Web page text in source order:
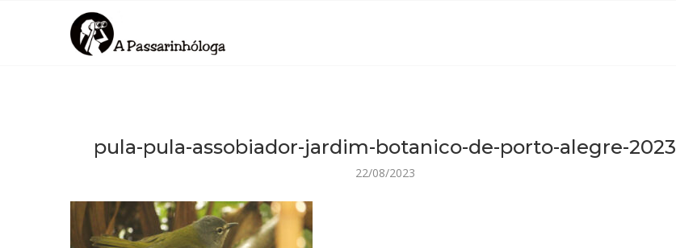
pula-pula-assobiador-jardim-botanico-de-porto-alegre-2023
22/08/2023